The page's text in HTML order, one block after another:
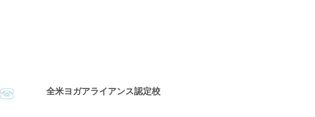
全米ヨガアライアンス認定校